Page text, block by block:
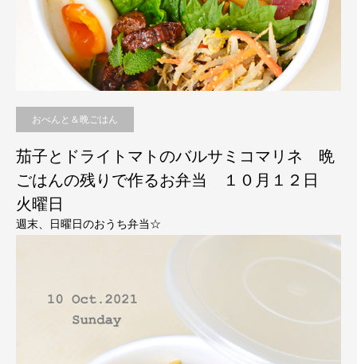
おべんと＆晩ごはん
茄子とドライトマトのバルサミコマリネ 晩
ごはんの残りで作るお弁当 １０月１２日
火曜日
週末、日曜日のおうち弁当☆